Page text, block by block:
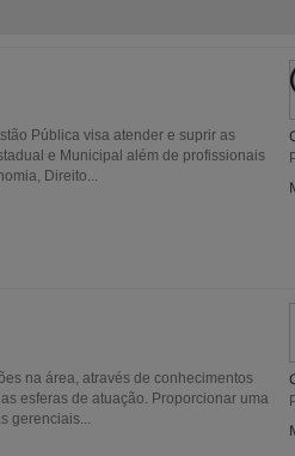
Pública visa atender e suprir as
e Municipal além de profissionais
Direito...
na área, através de conhecimentos
esferas de atuação. Proporcionar uma
gerenciais...